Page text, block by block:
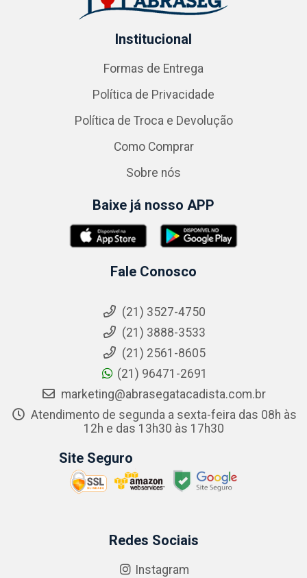
Institucional
Formas de Entrega
Política de Privacidade
Política de Troca e Devolução
Como Comprar
Sobre nós
Baixe já nosso APP
Fale Conosco
(21) 3527-4750
(21) 3888-3533
(21) 2561-8605
(21) 96471-2691
marketing@abrasegatacadista.com.br
Atendimento de segunda a sexta-feira das 08h às
12h e das 13h30 às 17h30
Site Seguro
Redes Sociais
Instagram